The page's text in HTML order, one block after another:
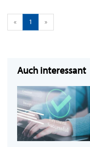
« 1 »
Auch interessant